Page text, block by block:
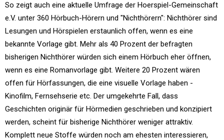
So zeigt auch eine aktuelle Umfrage der Hoerspiel-Gemeinschaft
e.V. unter 360 Hörbuch-Hörern und "Nichthörern": Nichthörer sind
Lesungen und Hörspielen erstaunlich offen, wenn es eine
bekannte Vorlage gibt. Mehr als 40 Prozent der befragten
bisherigen Nichthörer würden sich einem Hörbuch eher öffnen,
wenn es eine Romanvorlage gibt. Weitere 20 Prozent wären
offen für Hörfassungen, die eine visuelle Vorlage haben -
Kinofilm, Fernsehserie etc. Der umgekehrte Fall, dass
Geschichten originär für Hörmedien geschrieben und konzipiert
werden, scheint für bisherige Nichthörer weniger attraktiv.
Komplett neue Stoffe würden noch am ehesten interessieren,